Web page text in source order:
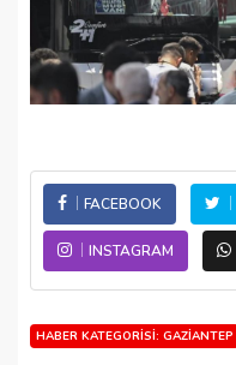
FACEBOOK
INSTAGRAM
HABER KATEGORISI: GAZIANTEP